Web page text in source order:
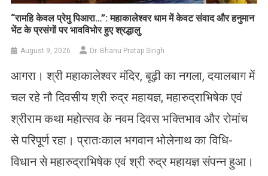
​“रामहि केवल प्रेमु पिआरा…”: महाकालेश्वर धाम में केवट संवाद और हनुमान
भेंट के प्रसंगों पर भावविभोर हुए श्रद्धालु
August 9, 2026 Dr. Bhanu Pratap Singh
आगरा। श्री महाकालेश्वर मंदिर, बूढ़ी का नगला, दयालबाग में
चल रहे नौ दिवसीय श्री रुद्र महायज्ञ, महारुद्राभिषेक एवं
श्रीराम कथा महोत्सव के नवम दिवस भक्तिभाव और रोमांच
से परिपूर्ण रहा। प्रातःकाल भगवान भोलेनाथ का विधि-
विधान से महारुद्राभिषेक एवं श्री रुद्र महायज्ञ संपन्न हुआ।